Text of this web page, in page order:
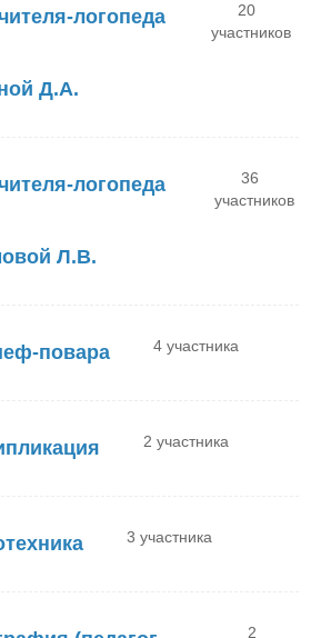
логопеда
Д.А.
20
участников
логопеда
Л.В.
36
участников
повара 4 участника
2 участника
3 участника
2